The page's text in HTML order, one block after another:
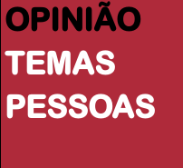
OPINIÃO
TEMAS
PESSOAS